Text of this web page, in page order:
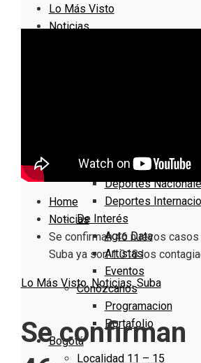
Lo Más Visto
Noticias
Deportes Locales
Deportes
Deportes
De Interés
Agro Data
Artistas
Eventos
Conózcanos
Programacion
Portafolio
Bogotá
Localidad 11 – 15
Home
Noticias
Se confirman 46 nuevos
Suba ya son 1.018 los
Lo Más Visto, Noticias, Suba
Se confirman